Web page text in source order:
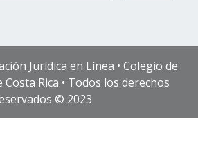
Jurídica en Línea • Colegio de
Rica • Todos los derechos
© 2023